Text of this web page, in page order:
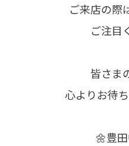
ご来店の際
ご注目
皆さま
心よりお待ち
🌼豊